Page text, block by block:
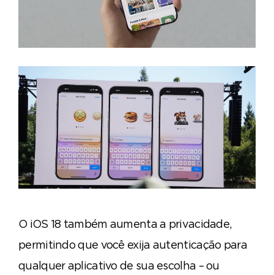
O iOS 18 também aumenta a privacidade,
permitindo que você exija autenticação para
qualquer aplicativo de sua escolha – ou